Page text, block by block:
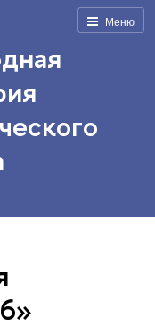
Меню